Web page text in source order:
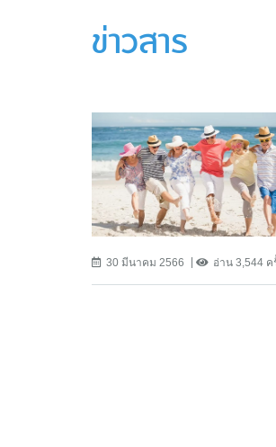
ข่าวสาร
30 มีนาคม 2566 อ่าน 3,544 ค